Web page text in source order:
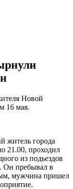
Новой
16 мая.
житель города
21.00, проходил
из подьездов
Он пребывал в
мужчина пришел